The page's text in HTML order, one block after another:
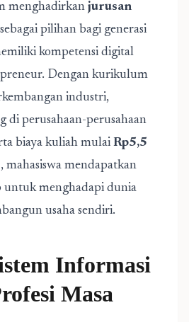
menghadirkan jurusan
sebagai pilihan bagi generasi
kompetensi digital
Dengan kurikulum
industri,
di perusahaan-perusahaan
biaya kuliah mulai Rp5,5
, mahasiswa mendapatkan
untuk menghadapi dunia
usaha sendiri.
Informasi
Masa